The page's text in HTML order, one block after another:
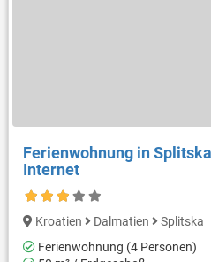
Ferienwohnung in
Internet
Kroatien Dalmatien
Splitska
Ferienwohnung (4 Personen)